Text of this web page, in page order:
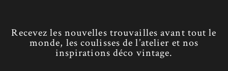
Recevez les nouvelles trouvailles avant tout le
monde, les coulisses de l’atelier et nos
inspirations déco vintage.